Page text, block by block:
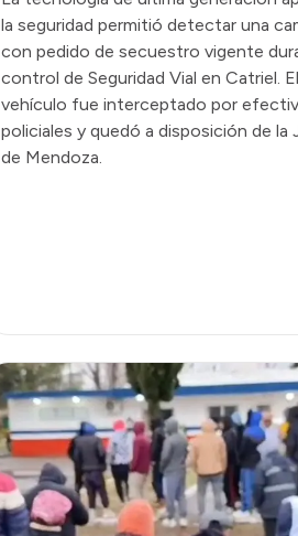
la seguridad permitió detectar una
con pedido de secuestro vigente
control de Seguridad Vial en Catriel. El
vehículo fue interceptado por
policiales y quedó a disposición de la
de Mendoza.